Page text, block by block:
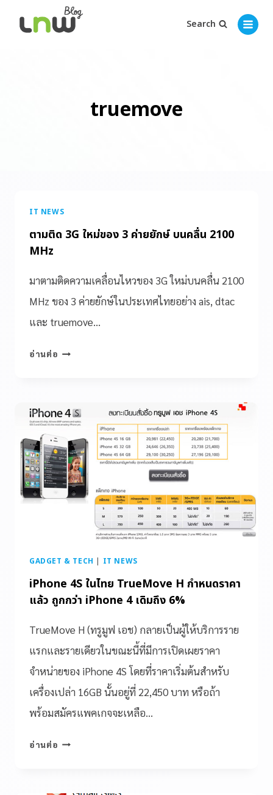
Search
truemove
IT NEWS
ตามติด 3G ใหม่ของ 3 ค่ายยักษ์ บนคลื่น 2100
MHz
มาตามติดความเคลื่อนไหวของ 3G ใหม่บนคลื่น 2100
MHz ของ 3 ค่ายยักษ์ในประเทศไทยอย่าง ais, dtac
และ truemove…
อ่านต่อ
GADGET & TECH | IT NEWS
iPhone 4S ในไทย TrueMove H กำหนดราคา
แล้ว ถูกกว่า iPhone 4 เดิมถึง 6%
TrueMove H (ทรูมูฟ เอช) กลายเป็นผู้ให้บริการราย
แรกและรายเดียวในขณะนี้ที่มีการเปิดเผยราคา
จำหน่ายของ iPhone 4S โดยที่ราคาเริ่มต้นสำหรับ
เครื่องเปล่า 16GB นั้นอยู่ที่ 22,450 บาท หรือถ้า
พร้อมสมัครแพคเกจจะเหลือ…
อ่านต่อ